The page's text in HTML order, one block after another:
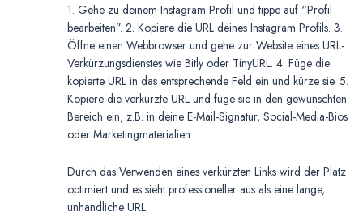
1. Gehe zu deinem Instagram Profil und tippe auf “Profil
bearbeiten”. 2. Kopiere die URL deines Instagram Profils. 3.
Öffne einen Webbrowser und gehe zur Website eines URL-
Verkürzungsdienstes wie Bitly oder TinyURL. 4. Füge die
kopierte URL in das entsprechende Feld ein und kürze sie. 5.
Kopiere die verkürzte URL und füge sie in den gewünschten
Bereich ein, z.B. in deine E-Mail-Signatur, Social-Media-Bios
oder Marketingmaterialien.
Durch das Verwenden eines verkürzten Links wird der Platz
optimiert und es sieht professioneller aus als eine lange,
unhandliche URL.